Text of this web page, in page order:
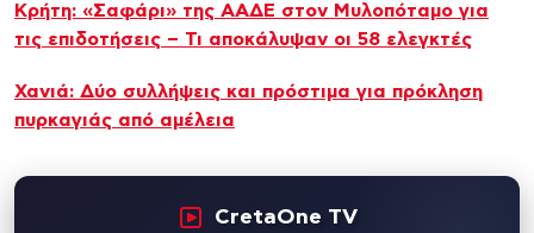
Κρήτη: «Σαφάρι» της ΑΑΔΕ στον Μυλοπόταμο για
τις επιδοτήσεις – Τι αποκάλυψαν οι 58 ελεγκτές
Χανιά: Δύο συλλήψεις και πρόστιμα για πρόκληση
πυρκαγιάς από αμέλεια
CretaOne TV